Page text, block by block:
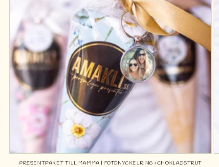
PRESENTPAKET TILL MAMMA | FOTONYCKELRING & CHOKLADSTRUT